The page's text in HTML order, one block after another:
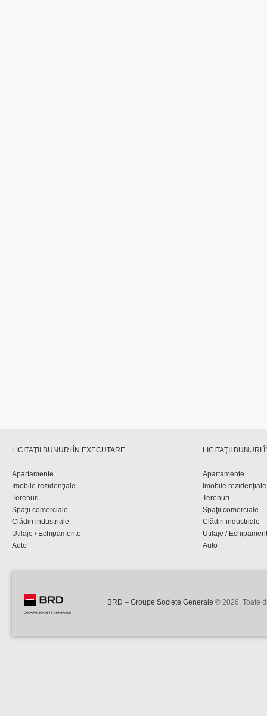
LICITAŢII BUNURI ÎN EXECUTARE
Apartamente
Imobile rezidenţiale
Terenuri
Spaţii comerciale
Clădiri industriale
Utilaje / Echipamente
Auto
LICITAŢII BUNURI
Apartamente
Imobile rezidenţiale
Terenuri
Spaţii comerciale
Clădiri industriale
Utilaje /
Auto
BRD – Groupe Societe Generale © 2026, Toate